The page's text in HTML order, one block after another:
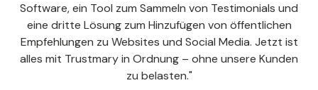
Software, ein Tool zum Sammeln von Testimonials und
eine dritte Lösung zum Hinzufügen von öffentlichen
Empfehlungen zu Websites und Social Media. Jetzt ist
alles mit Trustmary in Ordnung – ohne unsere Kunden
zu belasten."